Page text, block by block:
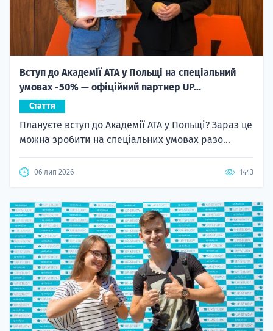
Вступ до Академії ATA у Польщі на спеціальний
умовах -50% — офіційний партнер UP...
Стаття
Плануєте вступ до Академії ATA у Польщі? Зараз це
можна зробити на спеціальних умовах разо...
06 лип 2026 1443